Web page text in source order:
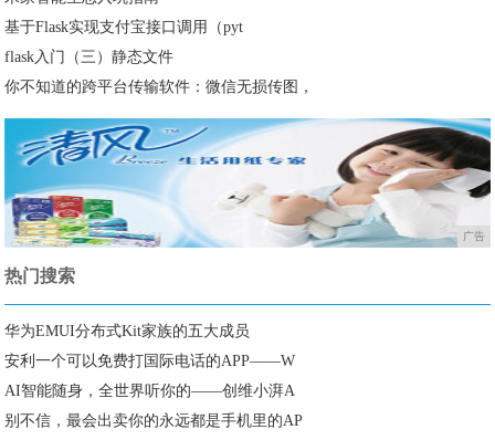
基于Flask实现支付宝接口调用（pyt
flask入门（三）静态文件
你不知道的跨平台传输软件：微信无损传图，
广告
热门搜索
华为EMUI分布式Kit家族的五大成员
安利一个可以免费打国际电话的APP——W
AI智能随身，全世界听你的——创维小湃A
别不信，最会出卖你的永远都是手机里的AP